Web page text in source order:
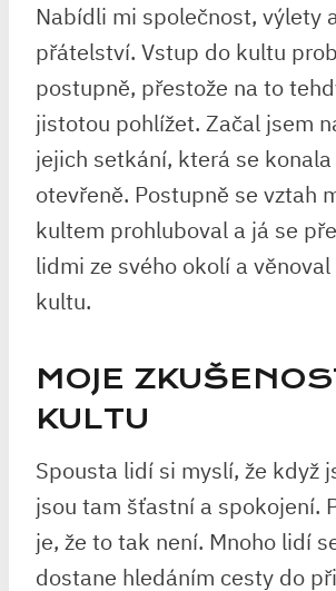
Nabídli mi společnost, výlety
přátelství. Vstup do kultu
postupně, přestože na to
jistotou pohlížet. Začal jsem
jejich setkání, která se
otevřeně. Postupně se vztah
kultem prohluboval a já se
lidmi ze svého okolí a
kultu.
MOJE
KULTU
Spousta lidí si myslí, že když
jsou tam šťastní a spokojení.
je, že to tak není. Mnoho lidí
dostane hledáním cesty do